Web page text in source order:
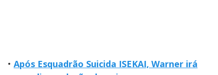
• Após Esquadrão Suicida ISEKAI, Warner irá